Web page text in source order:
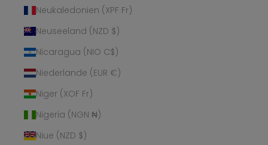
Neukaledonien (XPF Fr)
Neuseeland (NZD $)
Nicaragua (NIO C$)
Niederlande (EUR €)
Niger (XOF Fr)
Nigeria (NGN ₦)
Niue (NZD $)